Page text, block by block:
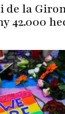
de la
42.000